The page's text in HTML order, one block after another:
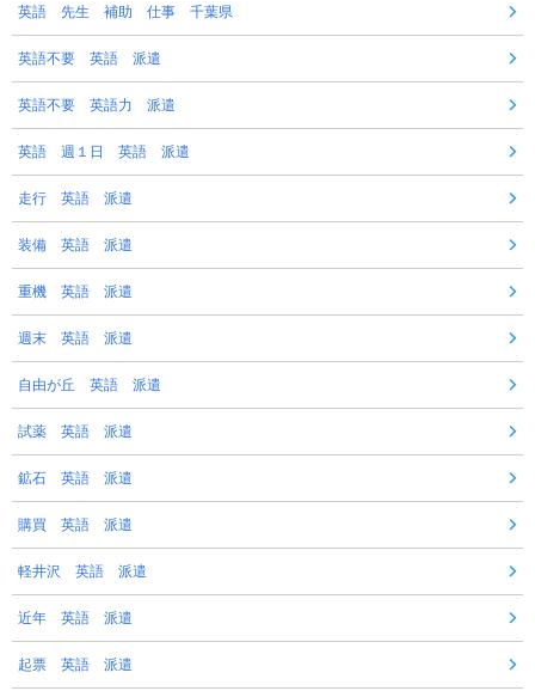
英語 先生 補助 仕事 千葉県
英語不要 英語 派遣
英語不要 英語力 派遣
英語 週１日 英語 派遣
走行 英語 派遣
装備 英語 派遣
重機 英語 派遣
週末 英語 派遣
自由が丘 英語 派遣
試薬 英語 派遣
鉱石 英語 派遣
購買 英語 派遣
軽井沢 英語 派遣
近年 英語 派遣
起票 英語 派遣